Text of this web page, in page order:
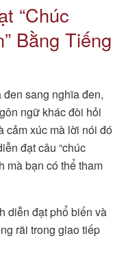
“Chúc
Bằng Tiếng
sang nghĩa đen,
ngữ khác đòi hỏi
cảm xúc mà lời nói đó
đạt câu “chúc
mà bạn có thể tham
diễn đạt phổ biến và
rãi trong giao tiếp